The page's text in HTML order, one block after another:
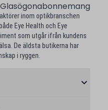
inom optikbranschen
Eye Health och Eye
som utgår ifrån kundens
De äldsta butikerna har
i ryggen.